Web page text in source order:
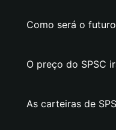
Como será o
O preço do SPSC
As carteiras de